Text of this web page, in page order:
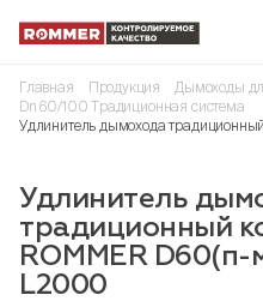
Главная Продукция
Дымоходы
Dn 60/100 Традиционная система
Удлинитель дымохода
Удлинитель
традиционный
ROMMER
L2000